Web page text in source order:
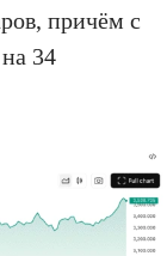
причём с
34